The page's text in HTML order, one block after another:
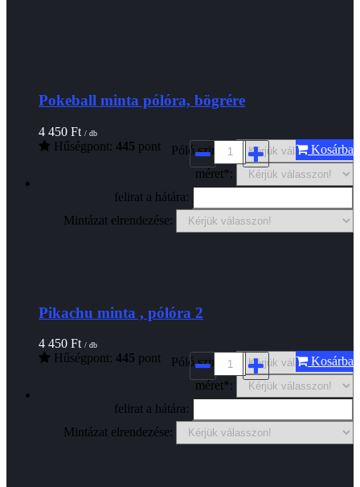
Pokeball minta pólóra, bögrére
4 450 Ft / db
Hűségpont: 445 pont
Póló szine*:
méret*:
felirat a hátára:
Mintázat elrendezése:
Kosárba
Pikachu minta , pólóra 2
4 450 Ft / db
Hűségpont: 445 pont
Póló szine*:
méret*:
felirat a hátára:
Mintázat elrendezése:
Kosárba